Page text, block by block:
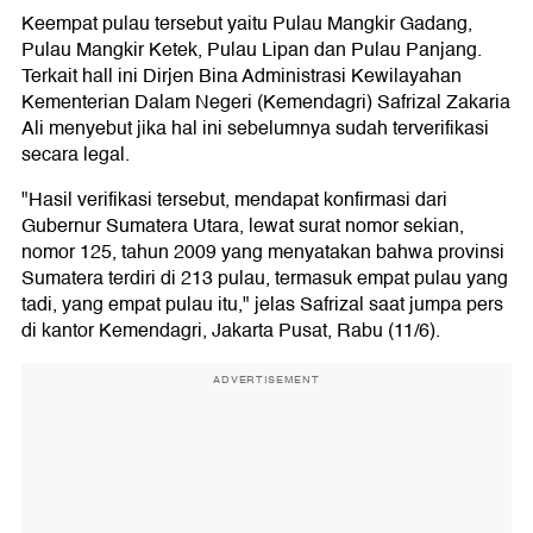
Keempat pulau tersebut yaitu Pulau Mangkir Gadang,
Pulau Mangkir Ketek, Pulau Lipan dan Pulau Panjang.
Terkait hall ini Dirjen Bina Administrasi Kewilayahan
Kementerian Dalam Negeri (Kemendagri) Safrizal Zakaria
Ali menyebut jika hal ini sebelumnya sudah terverifikasi
secara legal.
"Hasil verifikasi tersebut, mendapat konfirmasi dari
Gubernur Sumatera Utara, lewat surat nomor sekian,
nomor 125, tahun 2009 yang menyatakan bahwa provinsi
Sumatera terdiri di 213 pulau, termasuk empat pulau yang
tadi, yang empat pulau itu," jelas Safrizal saat jumpa pers
di kantor Kemendagri, Jakarta Pusat, Rabu (11/6).
ADVERTISEMENT